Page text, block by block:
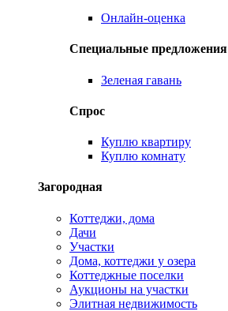
Онлайн-оценка
Специальные предложения
Зеленая гавань
Спрос
Куплю квартиру
Куплю комнату
Загородная
Коттеджи, дома
Дачи
Участки
Дома, коттеджи у озера
Коттеджные поселки
Аукционы на участки
Элитная недвижимость